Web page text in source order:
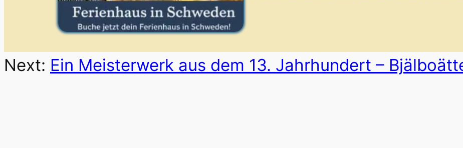
Next: Ein Meisterwerk aus dem 13. Jahrhundert –